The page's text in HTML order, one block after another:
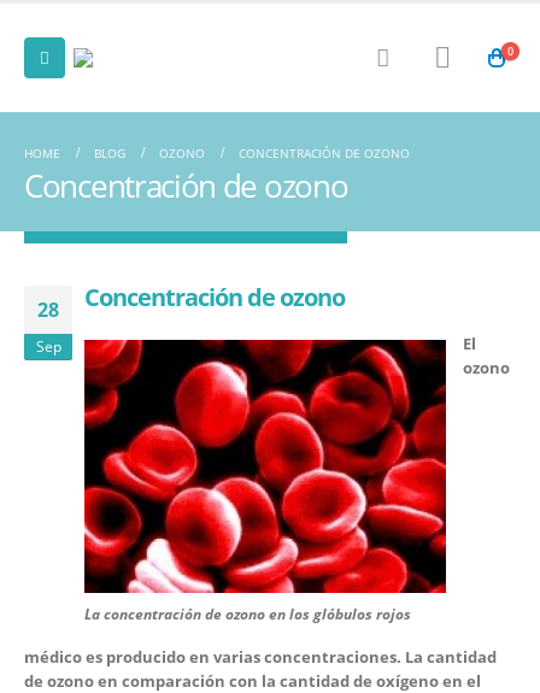
0
HOME BLOG OZONO CONCENTRACIÓN DE OZONO
Concentración de ozono
28
Sep
Concentración de ozono
La concentración de ozono en los glóbulos rojos
El
ozono
médicoes producido en varias concentraciones. La cantidad
de ozonoen comparación con la cantidad de oxígeno en el